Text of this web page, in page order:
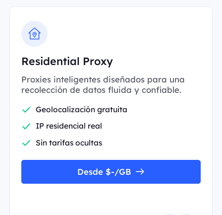
Residential Proxy
Proxies inteligentes diseñados para una
recolección de datos fluida y confiable.
Geolocalización gratuita
IP residencial real
Sin tarifas ocultas
Desde $-/GB